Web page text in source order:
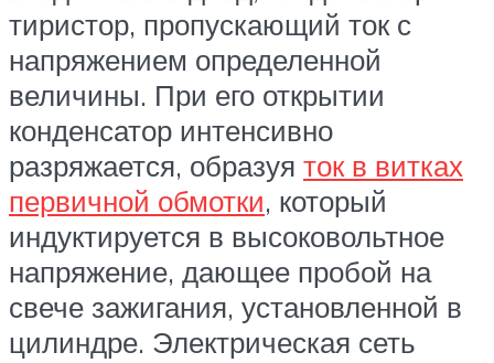
тиристор, пропускающий ток с
напряжением определенной
величины. При его открытии
конденсатор интенсивно
разряжается, образуя ток в витках
первичной обмотки, который
индуктируется в высоковольтное
напряжение, дающее пробой на
свече зажигания, установленной в
цилиндре. Электрическая сеть